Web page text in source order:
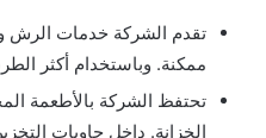
تقدم الشركة خدمات الرش
ممكنة. وباستخدام أكثر
تحتفظ الشركة بالأطعمة
الخزانة. داخل حاويات